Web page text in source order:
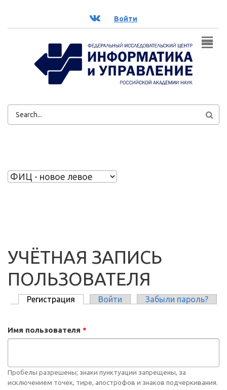
ВК Войти
ФОРМА
УЧЁТНАЯ ЗАПИСЬ
ПОЛЬЗОВАТЕЛЯ
Регистрация (активная вкладка)
Войти Забыли пароль?
Имя пользователя *
Пробелы разрешены; знаки пунктуации запрещены, за
исключением точек, тире, апострофов и знаков подчеркивания.